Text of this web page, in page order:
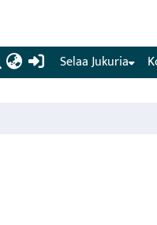
(current)
Selaa Jukuria